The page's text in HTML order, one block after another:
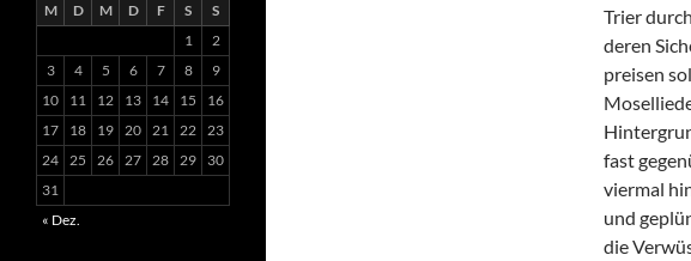
Trier
deren
preisen
fast
viermal
und
die
M D M D F S
S
1
2
3
4 5 6 7 8
9
10
11 12 13 14 15
16
17
18 19 20 21 22 23
24 25 26 27 28 29
30
31
« Dez.